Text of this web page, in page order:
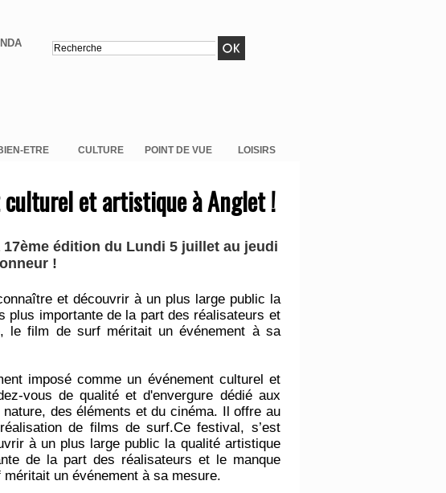
ETRE CULTURE POINT DE VUE LOISIRS
culturel et artistique à Anglet !
édition du Lundi 5 juillet au jeudi
!
et découvrir à un plus large public la
importante de la part des réalisateurs et
le film de surf méritait un événement à sa
imposé comme un événement culturel et
vous de qualité et d'envergure dédié aux
des éléments et du cinéma. Il offre au
de films de surf.Ce festival, s’est
à un plus large public la qualité artistique
de la part des réalisateurs et le manque
un événement à sa mesure.